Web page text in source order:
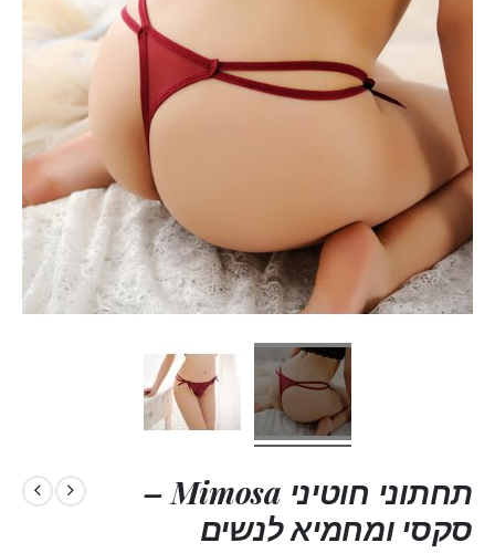
תחתוני חוטיני Mimosa –
סקסי ומחמיא לנשים